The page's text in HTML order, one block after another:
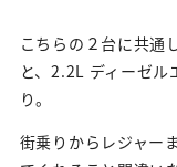
こちらの２台に共通
と、2.2L ディーゼ
り。
街乗りからレジャー